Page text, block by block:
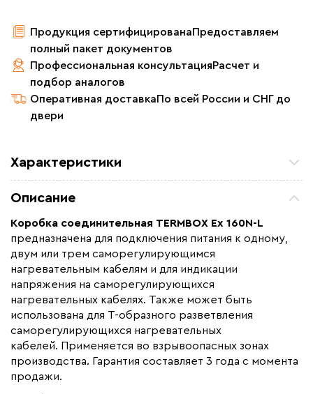
Продукция сертифицированаПредоставляем
полный пакет документов
Профессиональная консультацияРасчет и
подбор аналогов
Оперативная доставкаПо всей России и СНГ до
двери
Характеристики
Гарантия (год)
Срок службы(год)
Вес (кг)
Бренд
Описание
Коробка соединительная TERMBOX Ex 160N-L
предназначена для подключения питания к одному,
двум или трем саморегулирующимся
нагревательным кабелям и для индикации
напряжения на саморегулирующихся
нагревательных кабелях. Также может быть
использована для Т-образного разветвления
саморегулирующихся нагревательных
кабелей. Применяется во взрывоопасных зонах
производства. Гарантия составляет 3 года с момента
продажи.